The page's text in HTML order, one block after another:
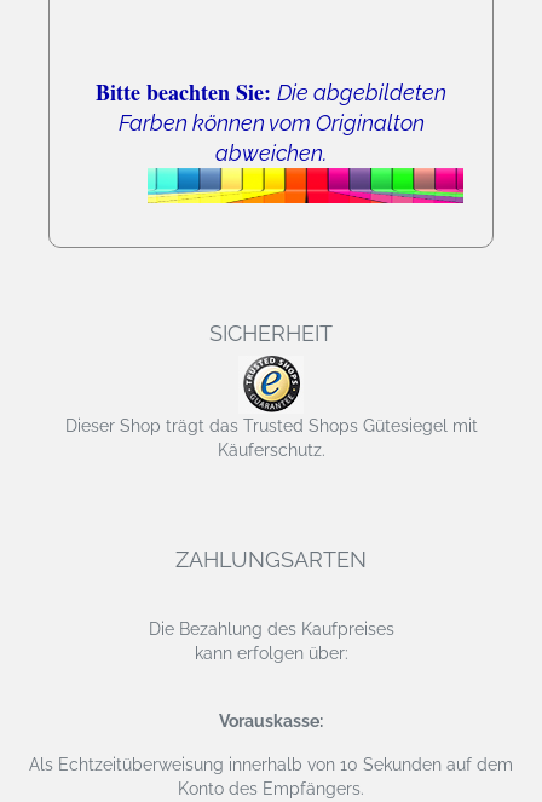
Bitte beachten Sie: Die abgebildeten
Farben können vom Originalton
abweichen.
SICHERHEIT
Dieser Shop trägt das Trusted Shops Gütesiegel mit
Käuferschutz.
ZAHLUNGSARTEN
Die Bezahlung des Kaufpreises
kann erfolgen über:
Vorauskasse:
Als Echtzeitüberweisung innerhalb von 10 Sekunden auf dem
Konto des Empfängers.